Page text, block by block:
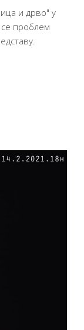
и дрво" у
се проблем